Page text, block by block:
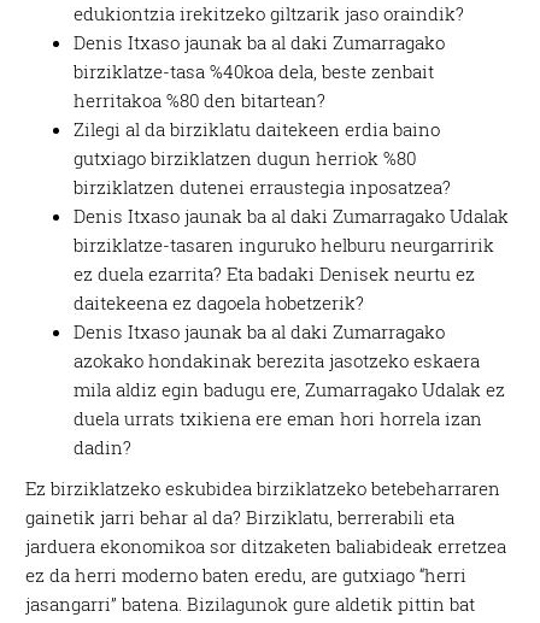
edukiontzia irekitzeko giltzarik jaso oraindik?
Denis Itxaso jaunak ba al daki Zumarragako
birziklatze-tasa %40koa dela, beste zenbait
herritakoa %80 den bitartean?
Zilegi al da birziklatu daitekeen erdia baino
gutxiago birziklatzen dugun herriok %80
birziklatzen dutenei erraustegia inposatzea?
Denis Itxaso jaunak ba al daki Zumarragako Udalak
birziklatze-tasaren inguruko helburu neurgarririk
ez duela ezarrita? Eta badaki Denisek neurtu ez
daitekeena ez dagoela hobetzerik?
Denis Itxaso jaunak ba al daki Zumarragako
azokako hondakinak berezita jasotzeko eskaera
mila aldiz egin badugu ere, Zumarragako Udalak ez
duela urrats txikiena ere eman hori horrela izan
dadin?
Ez birziklatzeko eskubidea birziklatzeko betebeharraren
gainetik jarri behar al da? Birziklatu, berrerabili eta
jarduera ekonomikoa sor ditzaketen baliabideak erretzea
ez da herri moderno baten eredu, are gutxiago “herri
jasangarri” batena. Bizilagunok gure aldetik pittin bat